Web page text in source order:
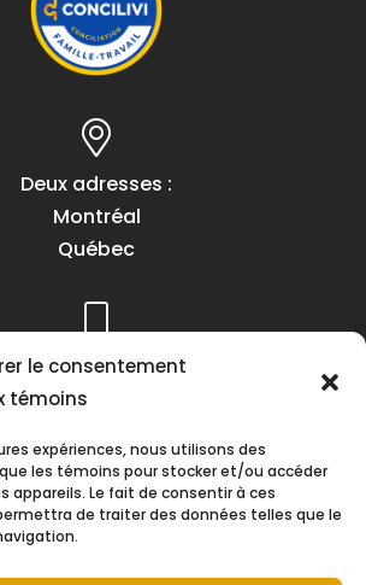
le consentement
témoins
expériences, nous utilisons des
les témoins pour stocker et/ou accéder
appareils. Le fait de consentir à ces
de traiter des données telles que le
Deux adresses :
Montréal
Québec
Téléphone :
(418) 622-1001
Heures d’ouverture :